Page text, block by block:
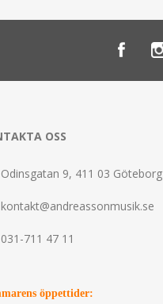
OSS
Odinsgatan 9, 411 03 Göteborg
kontakt@andreassonmusik.se
031-711 47 11
öppettider: